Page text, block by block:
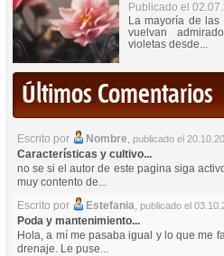
Publicado el
La mayoría de las
vuelvan
violetas desde...
Últimos Comentarios
Escrito por Nombre, publicado el
Características y cultivo...
no se si el autor de este pagina siga
muy contento de...
Escrito por
Estefania, publicado el
Poda y mantenimiento...
Hola, a mí me pasaba igual y lo que me
drenaje. Le puse...